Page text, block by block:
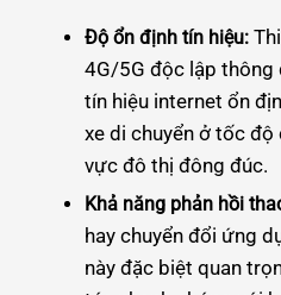
Độ ổn định tín hiệu:
4G/5G độc lập thông
tín hiệu internet ổn
xe di chuyển ở tốc
vực đô thị đông đúc.
Khả năng phản hồi
hay chuyển đổi ứng
này đặc biệt quan